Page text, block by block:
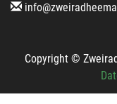
Copyright ©